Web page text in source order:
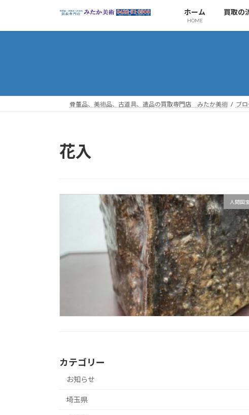
テ
ゲ
ホーム
HOME
買取の
骨董品、美術品、古道具、遺品の買取専門店 みたか美術 ブ
花入
人間国
カテゴリー
お知らせ
埼玉県